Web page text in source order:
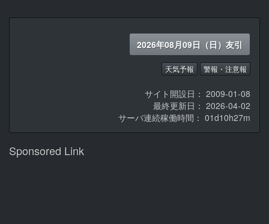
2026年08月09日（日）友引
天気予報 警報・注意報
サイト開設日： 2009-01-08
最終更新日： 2026-04-02
サーバ連続稼働時間： 01d10h27m
Sponsored Link